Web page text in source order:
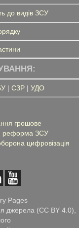
до видів ЗСУ
| СЗР| УДО
грошове
реформа ЗСУ
цифровізація
Pages
джерела (CC BY 4.0),